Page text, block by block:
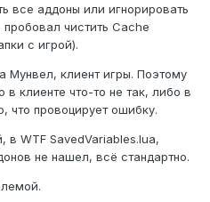
все аддоны или игнорировать
чистить Cache
с игрой).
Мунвел, клиент игры. Поэтому
клиенте что-то не так, либо в
что провоцирует ошибку.
в WTF SavedVariables.lua,
не нашел, всё стандартно.